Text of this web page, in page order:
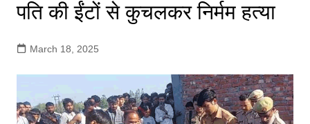
पति की ईंटों से कुचलकर निर्मम हत्या
March 18, 2025